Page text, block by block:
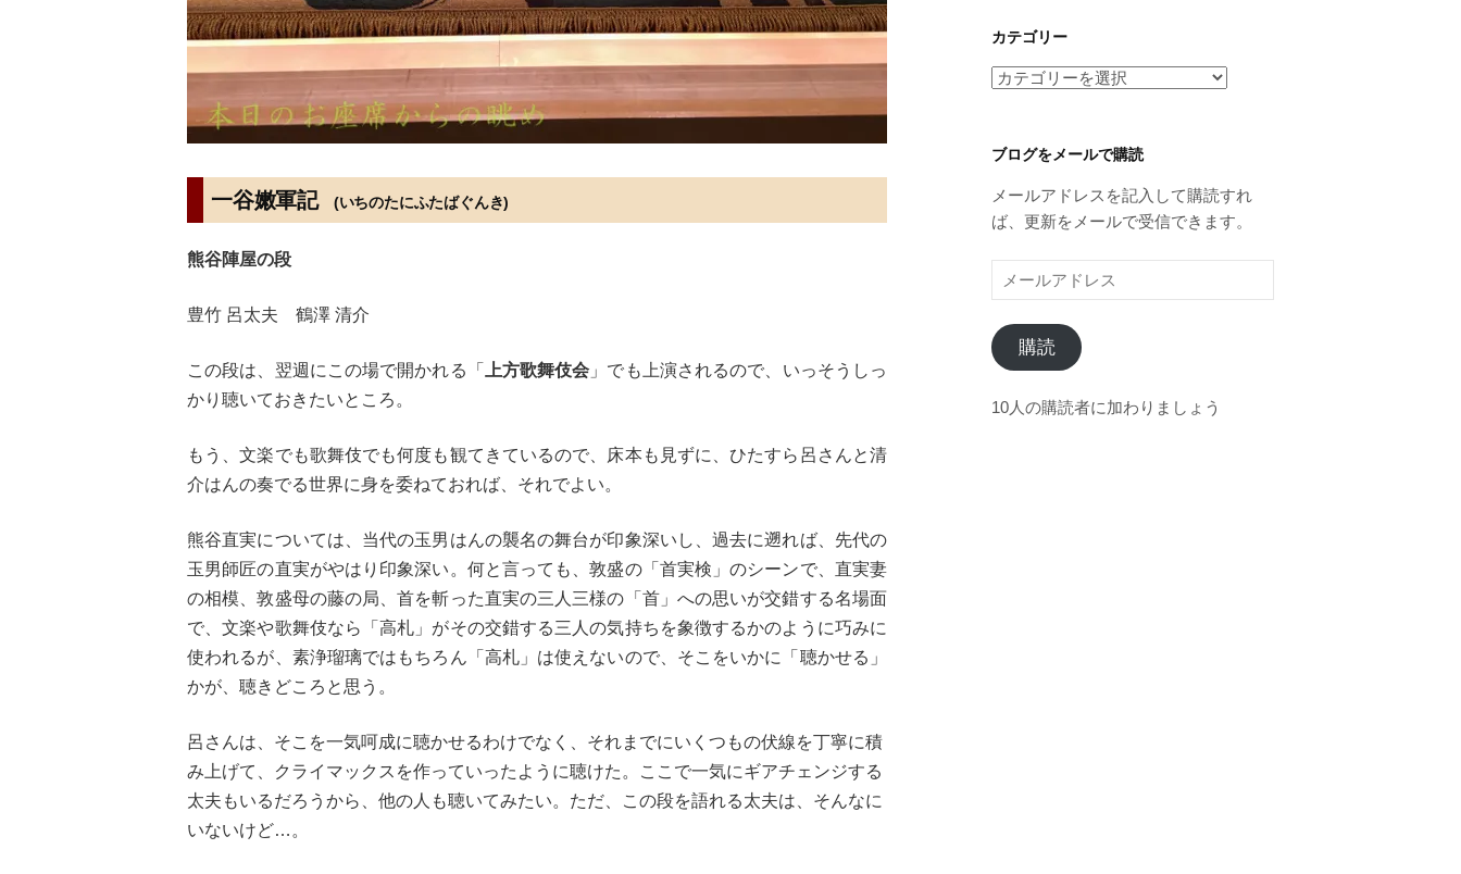
一谷嫩軍記(いちのたにふたばぐんき)
熊谷陣屋の段
豊竹 呂太夫 鶴澤 清介
この段は、翌週にこの場で開かれる「 上方歌舞伎会 」でも上演されるので、いっそうしっ
かり聴いておきたいところ。
もう、文楽でも歌舞伎でも何度も観てきているので、床本も見ずに、ひたすら呂さんと清
介はんの奏でる世界に身を委ねておれば、それでよい。
熊谷直実については、当代の玉男はんの襲名の舞台が印象深いし、過去に遡れば、先代の
玉男師匠の直実がやはり印象深い。何と言っても、敦盛の「首実検」のシーンで、直実妻
の相模、敦盛母の藤の局、首を斬った直実の三人三様の「首」への思いが交錯する名場面
で、文楽や歌舞伎なら「高札」がその交錯する三人の気持ちを象徴するかのように巧みに
使われるが、素浄瑠璃ではもちろん「高札」は使えないので、そこをいかに「聴かせる」
かが、聴きどころと思う。
呂さんは、そこを一気呵成に聴かせるわけでなく、それまでにいくつもの伏線を丁寧に積
み上げて、クライマックスを作っていったように聴けた。ここで一気にギアチェンジする
太夫もいるだろうから、他の人も聴いてみたい。ただ、この段を語れる太夫は、そんなに
いないけど…。
イ
ブ
カテゴリー
カ
リ
ブログをメールで購読
メールアドレスを記入して購読すれ
ば、更新をメールで受信できます。
ー
ル
ア
ド
レ
購読
10人の購読者に加わりましょう